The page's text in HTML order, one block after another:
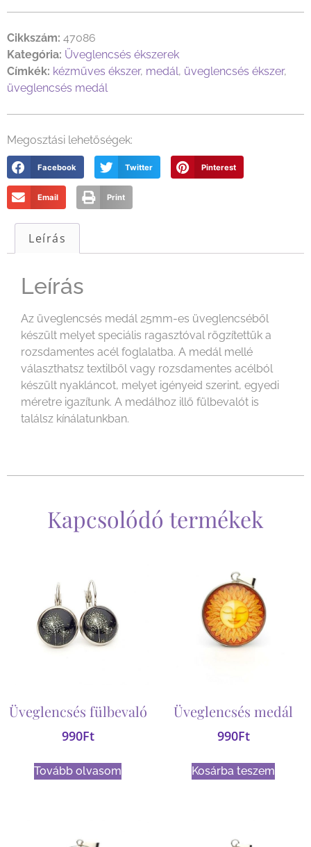
Cikkszám: 47086
Kategória: Üveglencsés ékszerek
Címkék: kézműves ékszer, medál, üveglencsés ékszer,
üveglencsés medál
Megosztási lehetőségek:
Facebook Twitter Pinterest
Email Print
Leírás
Leírás
Az üveglencsés medál 25mm-es üveglencséből
készült melyet speciális ragasztóval rögzítettük a
rozsdamentes acél foglalatba. A medál mellé
választhatsz textilből vagy rozsdamentes acélból
készült nyakláncot, melyet igényeid szerint, egyedi
méretre igazítunk. A medálhoz illő fülbevalót is
találsz kínálatunkban.
Kapcsolódó termékek
Üveglencsés fülbevaló
990Ft
Tovább olvasom
Üveglencsés medál
990Ft
Kosárba teszem